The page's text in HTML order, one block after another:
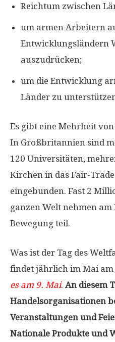
Reichtum zwischen
um armen Arbeitern
Entwicklungsländern
auszudrücken;
um die Entwicklung
Länder zu
Es gibt eine Mehrheit
In Großbritannien sind
120 Universitäten,
Kirchen in das Fair-
eingebunden. Fast 2
ganzen Welt nehmen
Bewegung teil.
Was ist der Tag des
findet jährlich im Mai am
es am 9. Mai. An diesem
Handelsorganisationen
Veranstaltungen und
Nationale Produkte und